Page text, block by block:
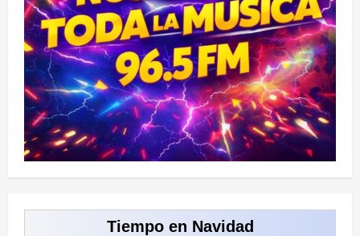
Tiempo en Navidad